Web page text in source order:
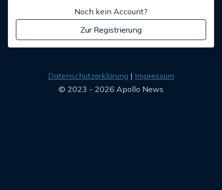
Noch kein Account?
Zur Registrierung
Datenschutzerklärung
Impressum
© 2023 - 2026 Apollo News